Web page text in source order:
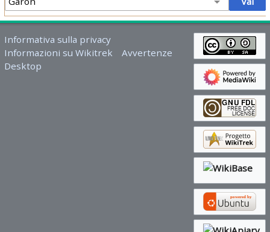
Informativa sulla privacy
Informazioni su Wikitrek
Avvertenze
Desktop